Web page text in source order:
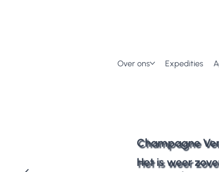
Over ons Expedities
Champagne
Het is weer